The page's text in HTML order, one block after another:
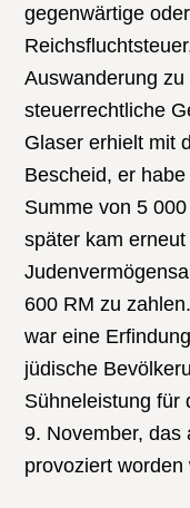
gegenwärtige
Auswanderung
steuerrechtliche
Glaser erhielt mit
Bescheid, er
Summe von 5
später kam
600 RM zu
war eine
jüdische
Sühneleistung für
9. November, das
provoziert